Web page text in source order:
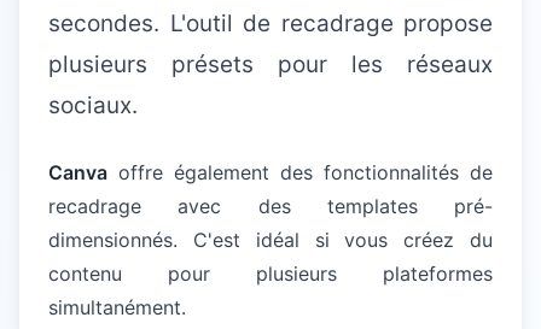
secondes. L'outil de recadrage propose
plusieurs présets pour les réseaux
sociaux.
Canva offre également des fonctionnalités de
recadrage avec des templates pré-
dimensionnés. C'est idéal si vous créez du
contenu pour plusieurs plateformes
simultanément.